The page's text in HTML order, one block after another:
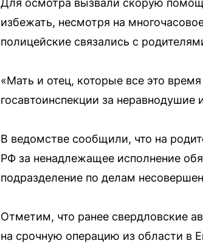
Для осмотра вызвали скорую
избежать, несмотря на
полицейские связались с
«Мать и отец, которые все это
госавтоинспекции за
В ведомстве сообщили, что на
РФ за ненадлежащее исполнение
подразделение по делам
Отметим, что ранее свердловские
на срочную операцию из области в